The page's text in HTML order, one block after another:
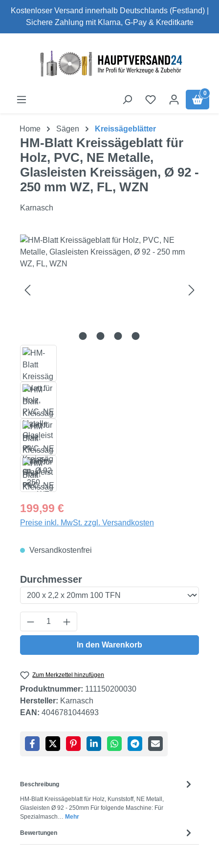
Zum Hauptinhalt springen
Kostenloser Versand innerhalb Deutschlands (Festland) |
Sichere Zahlung mit Klarna, G-Pay & Kreditkarte
0
Home Sägen Kreissägeblätter
HM-Blatt Kreissägeblatt für
Holz, PVC, NE Metalle,
Glasleisten Kreissägen, Ø 92 -
250 mm WZ, FL, WZN
Karnasch
Bildergalerie überspringen
Regulärer Preis:
199,99 €
Preise inkl. MwSt. zzgl. Versandkosten
Versandkostenfrei
Durchmesserauswählen
Produkt Anzahl: Gib den gewünschten
In den Warenkorb
Zum Merkzettel hinzufügen
Produktnummer: 111150200030
Hersteller: Karnasch
EAN: 4046781044693
Beschreibung
HM-Blatt Kreissägeblatt für Holz, Kunststoff, NE Metall,
Glasleisten Ø 92 - 250mm Für folgende Maschine: Für
Spezialmasch… Mehr
Bewertungen